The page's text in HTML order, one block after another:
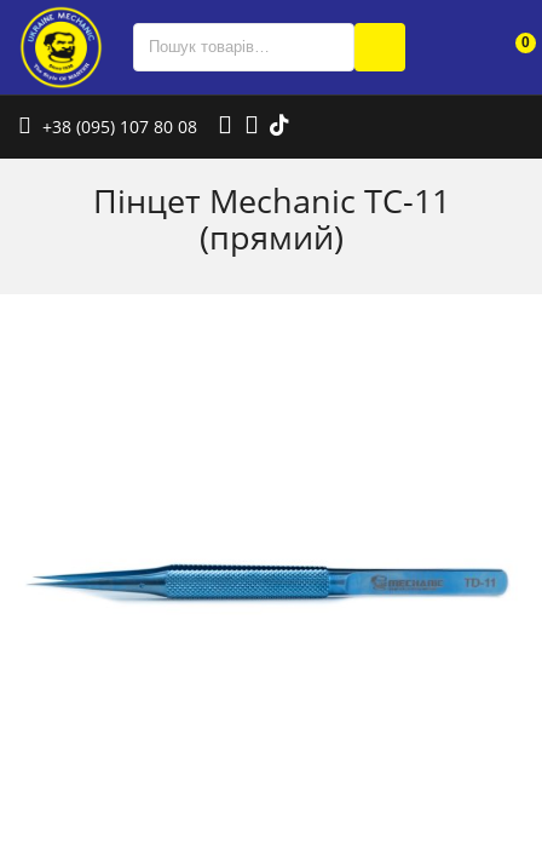
0
+38 (095) 107 80 08
Пінцет Mechanic TC-11
(прямий)